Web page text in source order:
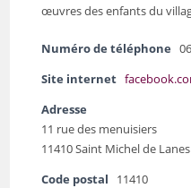
œuvres des enfants du
Numéro de téléphone
Site internet
Adresse
11 rue des menuisiers
11410 Saint Michel de Lanes
Code postal
11410